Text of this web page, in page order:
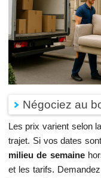
Négociez au
Les prix varient selon
trajet. Si vos dates
milieu de semaine
et les tarifs.